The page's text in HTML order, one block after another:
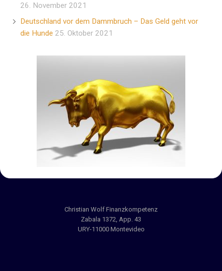
26. November 2021
Deutschland vor dem Dammbruch – Das Geld geht vor
die Hunde 25. Oktober 2021
Christian Wolf Finanzkompetenz
Zabala 1372, App. 43
URY-11000 Montevideo